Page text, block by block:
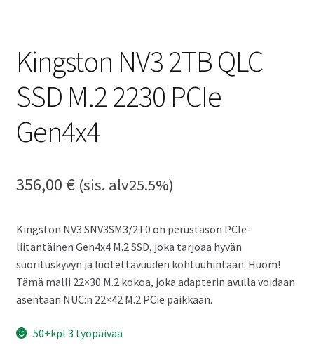
Kingston NV3 2TB QLC
SSD M.2 2230 PCIe
Gen4x4
356,00 €(sis. alv25.5%)
Kingston NV3 SNV3SM3/2T0 on perustason PCIe-
liitäntäinen Gen4x4 M.2 SSD, joka tarjoaa hyvän
suorituskyvyn ja luotettavuuden kohtuuhintaan. Huom!
Tämä malli 22×30 M.2 kokoa, joka adapterin avulla voidaan
asentaan NUC:n 22×42 M.2 PCie paikkaan.
50+kpl 3 työpäivää